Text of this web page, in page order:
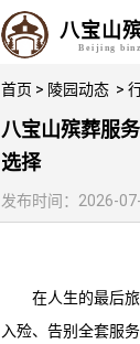
八宝山
Beijing
首页 > 陵园动态 >
八宝山殡葬服
选择
发布时间：2026-
在人生的最后
入殓、告别全套服